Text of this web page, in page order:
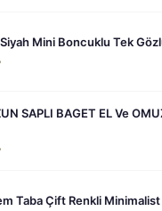
Mini Boncuklu Tek
SAPLI BAGET EL Ve
Taba Çift Renkli